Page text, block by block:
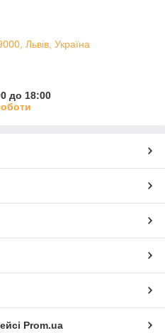
Львів, Україна
до 18:00
Prom.ua